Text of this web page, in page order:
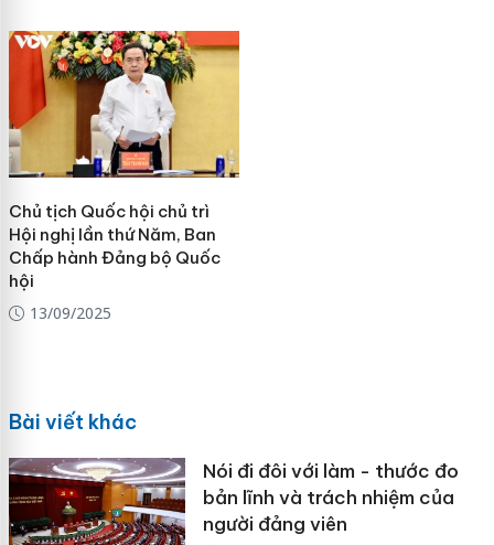
Chủ tịch Quốc hội chủ trì
Hội nghị lần thứ Năm, Ban
Chấp hành Đảng bộ Quốc
hội
13/09/2025
Bài viết khác
Nói đi đôi với làm - thước đo
bản lĩnh và trách nhiệm của
người đảng viên